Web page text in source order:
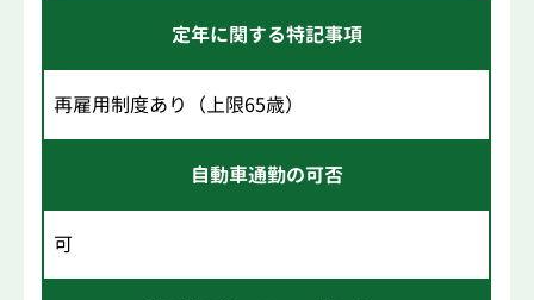
定年に関する特記事項
再雇用制度あり（上限65歳）
自動車通勤の可否
可